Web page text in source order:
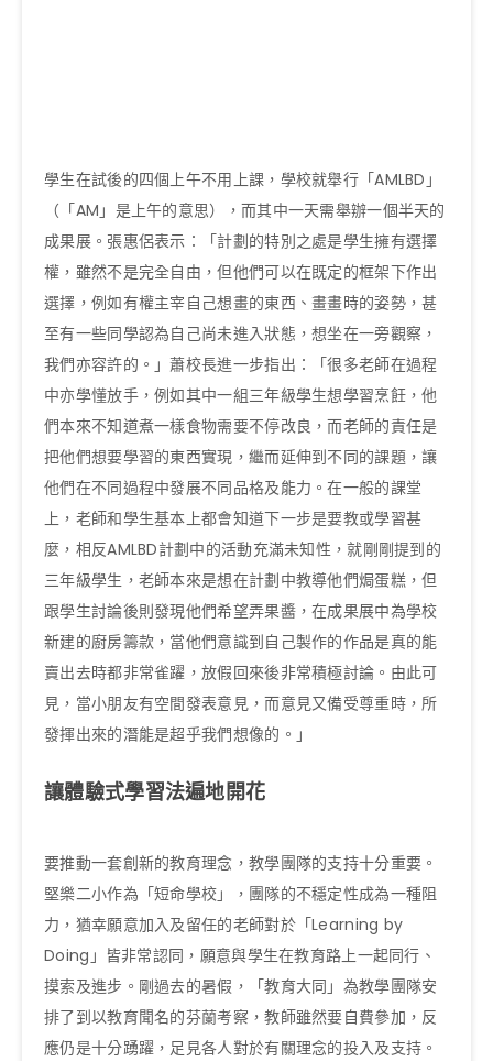
學生在試後的四個上午不用上課，學校就舉行「AMLBD」
（「AM」是上午的意思），而其中一天需舉辦一個半天的
成果展。張惠侶表示：「計劃的特別之處是學生擁有選擇
權，雖然不是完全自由，但他們可以在既定的框架下作出
選擇，例如有權主宰自己想畫的東西、畫畫時的姿勢，甚
至有一些同學認為自己尚未進入狀態，想坐在一旁觀察，
我們亦容許的。」蕭校長進一步指出：「很多老師在過程
中亦學懂放手，例如其中一組三年級學生想學習烹飪，他
們本來不知道煮一樣食物需要不停改良，而老師的責任是
把他們想要學習的東西實現，繼而延伸到不同的課題，讓
他們在不同過程中發展不同品格及能力。在一般的課堂
上，老師和學生基本上都會知道下一步是要教或學習甚
麼，相反AMLBD計劃中的活動充滿未知性，就剛剛提到的
三年級學生，老師本來是想在計劃中教導他們焗蛋糕，但
跟學生討論後則發現他們希望弄果醬，在成果展中為學校
新建的廚房籌款，當他們意識到自己製作的作品是真的能
賣出去時都非常雀躍，放假回來後非常積極討論。由此可
見，當小朋友有空間發表意見，而意見又備受尊重時，所
發揮出來的潛能是超乎我們想像的。」
讓體驗式學習法遍地開花
要推動一套創新的教育理念，教學團隊的支持十分重要。
堅樂二小作為「短命學校」，團隊的不穩定性成為一種阻
力，猶幸願意加入及留任的老師對於「Learning by
Doing」皆非常認同，願意與學生在教育路上一起同行、
摸索及進步。剛過去的暑假，「教育大同」為教學團隊安
排了到以教育聞名的芬蘭考察，教師雖然要自費參加，反
應仍是十分踴躍，足見各人對於有關理念的投入及支持。